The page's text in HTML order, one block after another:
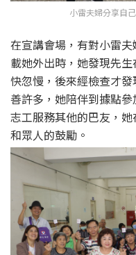
小雷夫婦分享自
在宣講會場，有對小雷
載她外出時，她發現先
快忽慢，後來經檢查才
善許多，她陪伴到據點
志工服務其他的巴友，
和眾人的鼓勵。